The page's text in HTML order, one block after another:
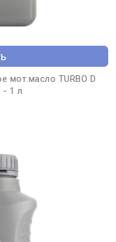
мот.масло TURBO D
- 1 л